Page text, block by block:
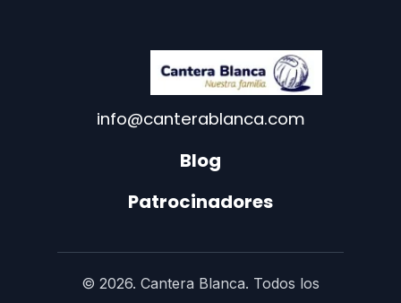
info@canterablanca.com
Blog
Patrocinadores
© 2026. Cantera Blanca. Todos los